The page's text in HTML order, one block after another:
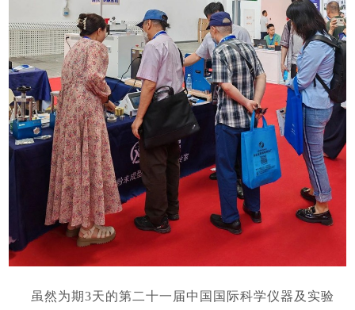
虽然为期3天的第二十一届中国国际科学仪器及实验